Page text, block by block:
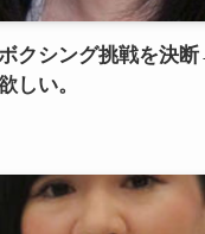
クシング挑戦を決
しい。